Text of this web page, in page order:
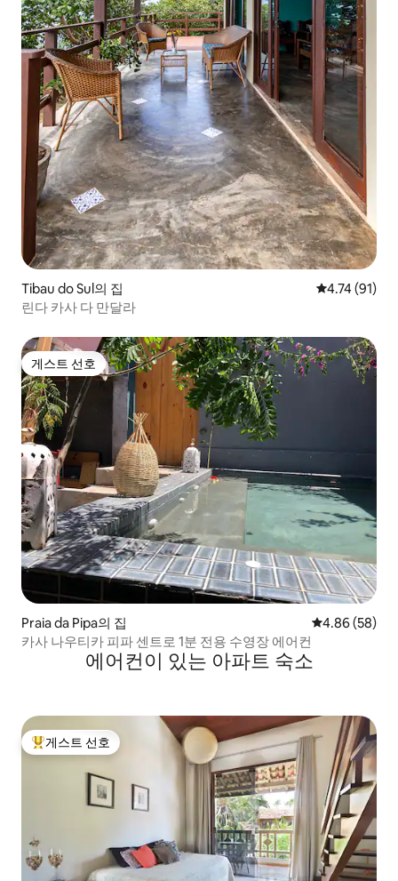
Tibau do Sul의 집 평점 4.74점
4.74 (91)
린다 카사 다 만달라
게스트 선호
게스트 선호
Praia da Pipa의 집 평점 4.86점(5
4.86 (58)
카사 나우티카 피파 센트로 1분 전용 수영장 에어컨
에어컨이 있는 아파트 숙소
상위 게스트 선호
게스트 선호